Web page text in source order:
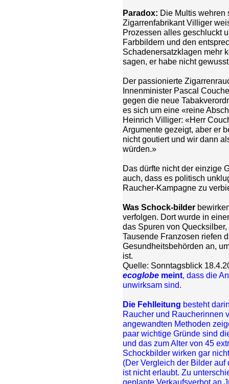
Paradox: Die Multis wehren
Zigarrenfabrikant Villiger
Prozessen alles geschluckt
Farbbildern und den
Schadenersatzklagen mehr
sagen, er habe nicht
Der passionierte
Innenminister Pascal
gegen die neue
es sich um eine «reine
Heinrich Villiger: «Herr
Argumente gezeigt, aber er
nicht goutiert und wir dann
würden.»
Das dürfte nicht der einzige
auch, dass es politisch
Raucher-Kampagne zu
Was Schock-bilder
verfolgen. Dort wurde in
das Spuren von
Tausende Franzosen riefen
Gesundheitsbehörden an,
ist.
Quelle: Sonntagsblick
ecoglobe meint, dass die
unwirksam sind.
Die Fehlleitung besteht
Raucher und Raucherinnen
angewandten Methoden
paar wichtige Gründe sind
und das zum Alter von 45
Schockbilder wirken gar
(Der Vergleich der Bilder
ist nicht erlaubt. Zu
geplante Verkaufsverbot an